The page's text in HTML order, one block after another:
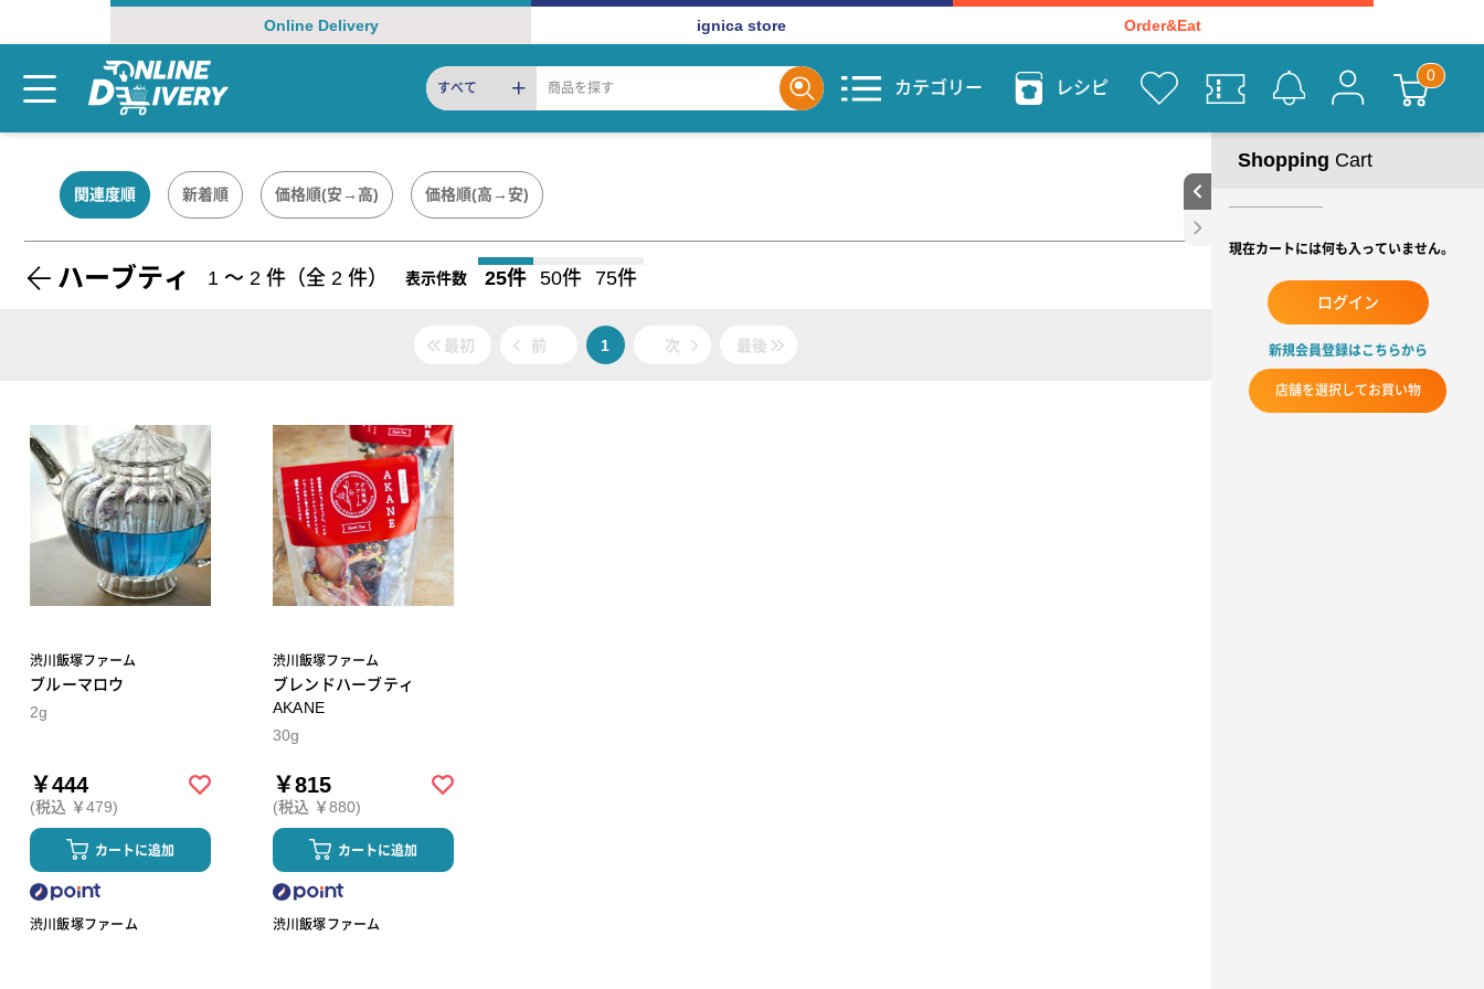
Online Delivery ignica store Order&Eat
すべて カテゴリー レシピ
関連度順 新着順 価格順(安→高) 価格順(高→安)
ハーブティ 1 〜 2 件（全 2 件） 表示件数 25件 50件 75件
最初 前 1 次 最後
渋川飯塚ファーム
ブルーマロウ
2g
￥444
(税込 ￥479)
カートに追加
渋川飯塚ファーム
渋川飯塚ファーム
ブレンドハーブティ
AKANE
30g
￥815
(税込 ￥880)
カートに追加
渋川飯塚ファーム
Shopping Cart
現在カートには何も入っていません。
ログイン
新規会員登録はこちらから
店舗を選択してお買い物